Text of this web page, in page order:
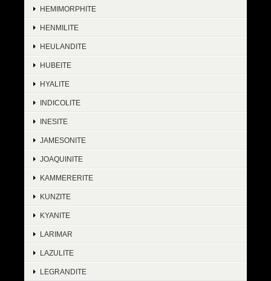
HEMIMORPHITE
HENMILITE
HEULANDITE
HUBEITE
HYALITE
INDICOLITE
INESITE
JAMESONITE
JOAQUINITE
KAMMERERITE
KUNZITE
KYANITE
LARIMAR
LAZULITE
LEGRANDITE